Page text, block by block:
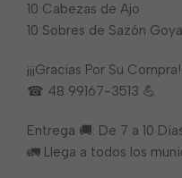
10 Cabezas de Ajo
10 Sobres de Sazón Goya
¡¡¡Gracias Por Su
☎ 48 99167-3513 💪
Entrega 🚚: De 7 a 10
🚛 Llega a todos los